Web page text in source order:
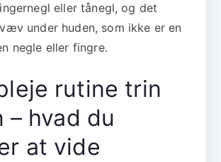
eller tånegl, og det
under huden, som ikke er en
negle eller fingre.
rutine trin
hvad du
at vide